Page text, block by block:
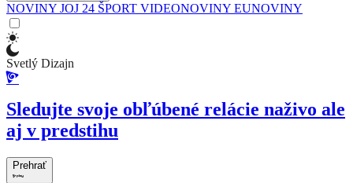
NOVINY JOJ 24 ŠPORT VIDEONOVINY EUNOVINY
Svetlý Dizajn
Sledujte svoje obľúbené relácie naživo ale
aj v predstihu
Prehrať